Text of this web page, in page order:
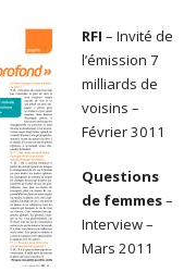
RFI– Invité de
l’émission 7
milliards de
voisins –
Février 3011
Questions
de femmes–
Interview –
Mars 2011